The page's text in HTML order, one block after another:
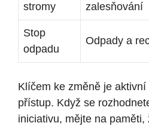
stromy
zalesňování
Stop
odpadu
Odpady a
Klíčem ke změně je
přístup. Když se
iniciativu, mějte na